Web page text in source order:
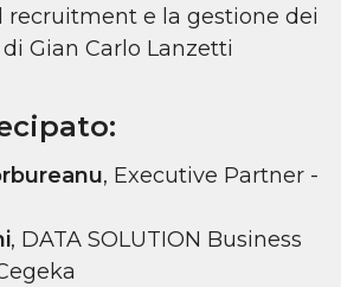
recruitment e la gestione dei
Gian Carlo Lanzetti
, Executive Partner -
, DATA SOLUTION Business